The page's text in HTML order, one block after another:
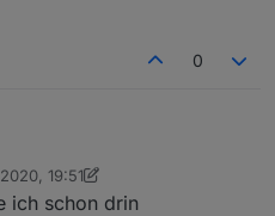
0
19:51
in-sky9. Aug. 2020, 21:52
ich schon drin